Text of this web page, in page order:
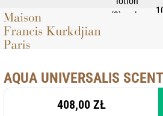
AQUA UNIVERSALIS
408,00 ZŁ